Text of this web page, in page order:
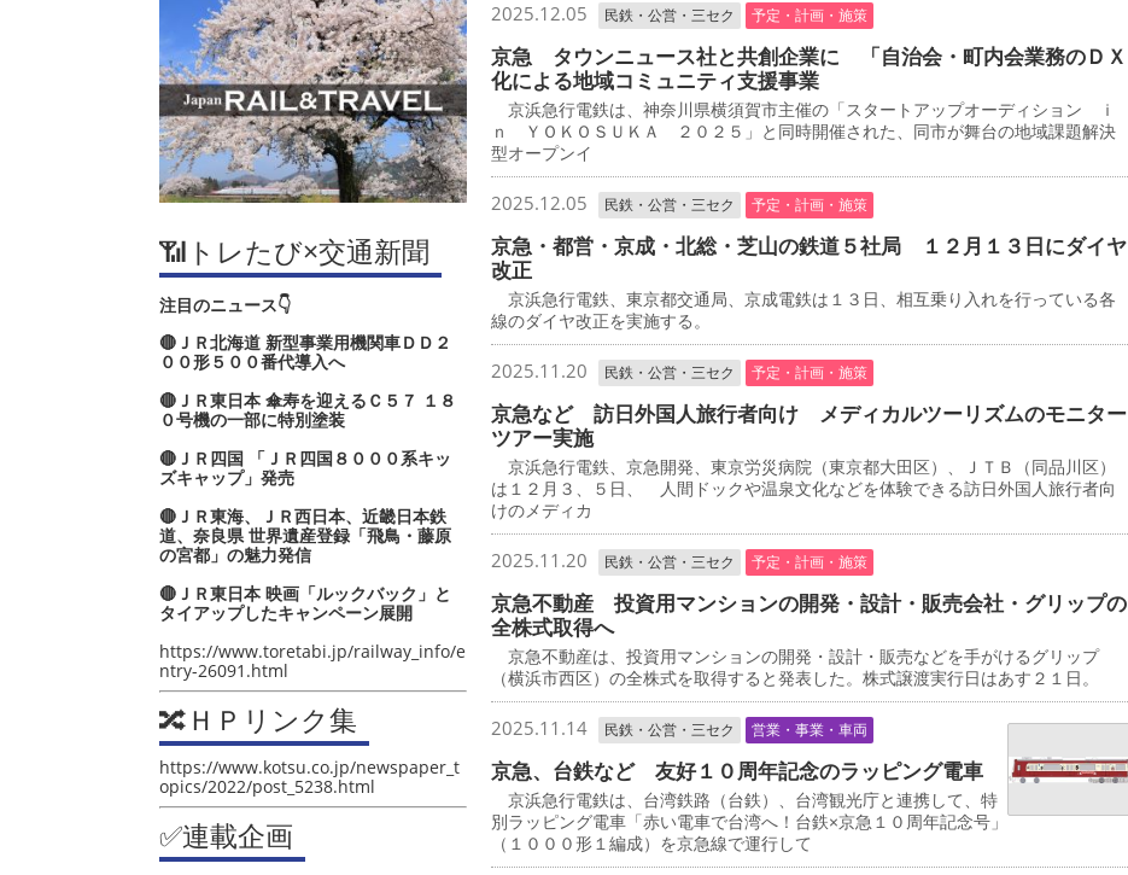
📶トレたび×交通新聞
注目のニュース👇
🔴ＪＲ北海道 新型事業用機関車ＤＤ２
００形５００番代導入へ
🔴ＪＲ東日本 傘寿を迎えるＣ５７ １８
０号機の一部に特別塗装
🔴ＪＲ四国 「ＪＲ四国８０００系キッ
ズキャップ」発売
🔴ＪＲ東海、ＪＲ西日本、近畿日本鉄
道、奈良県 世界遺産登録「飛鳥・藤原
の宮都」の魅力発信
🔴ＪＲ東日本 映画「ルックバック」と
タイアップしたキャンペーン展開
https://www.toretabi.jp/railway_info/e
ntry-26091.html
🔀ＨＰリンク集
https://www.kotsu.co.jp/newspaper_t
opics/2022/post_5238.html
✅連載企画
2025.12.05 民鉄・公営・三セク 予定・計画・施策
京急 タウンニュース社と共創企業に 「自治会・町内会業務のＤＸ
化による地域コミュニティ支援事業
京浜急行電鉄は、神奈川県横須賀市主催の「スタートアップオーディション ｉ
ｎ ＹＯＫＯＳＵＫＡ ２０２５」と同時開催された、同市が舞台の地域課題解決
型オープンイ
2025.12.05 民鉄・公営・三セク 予定・計画・施策
京急・都営・京成・北総・芝山の鉄道５社局 １２月１３日にダイヤ
改正
京浜急行電鉄、東京都交通局、京成電鉄は１３日、相互乗り入れを行っている各
線のダイヤ改正を実施する。
2025.11.20 民鉄・公営・三セク 予定・計画・施策
京急など 訪日外国人旅行者向け メディカルツーリズムのモニター
ツアー実施
京浜急行電鉄、京急開発、東京労災病院（東京都大田区）、ＪＴＢ（同品川区）
は１２月３、５日、 人間ドックや温泉文化などを体験できる訪日外国人旅行者向
けのメディカ
2025.11.20 民鉄・公営・三セク 予定・計画・施策
京急不動産 投資用マンションの開発・設計・販売会社・グリップの
全株式取得へ
京急不動産は、投資用マンションの開発・設計・販売などを手がけるグリップ
（横浜市西区）の全株式を取得すると発表した。株式譲渡実行日はあす２１日。
2025.11.14 民鉄・公営・三セク 営業・事業・車両
京急、台鉄など 友好１０周年記念のラッピング電車
京浜急行電鉄は、台湾鉄路（台鉄）、台湾観光庁と連携して、特
別ラッピング電車「赤い電車で台湾へ！台鉄×京急１０周年記念号」
（１０００形１編成）を京急線で運行して